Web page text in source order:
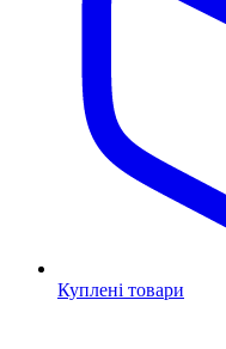
Куплені товари